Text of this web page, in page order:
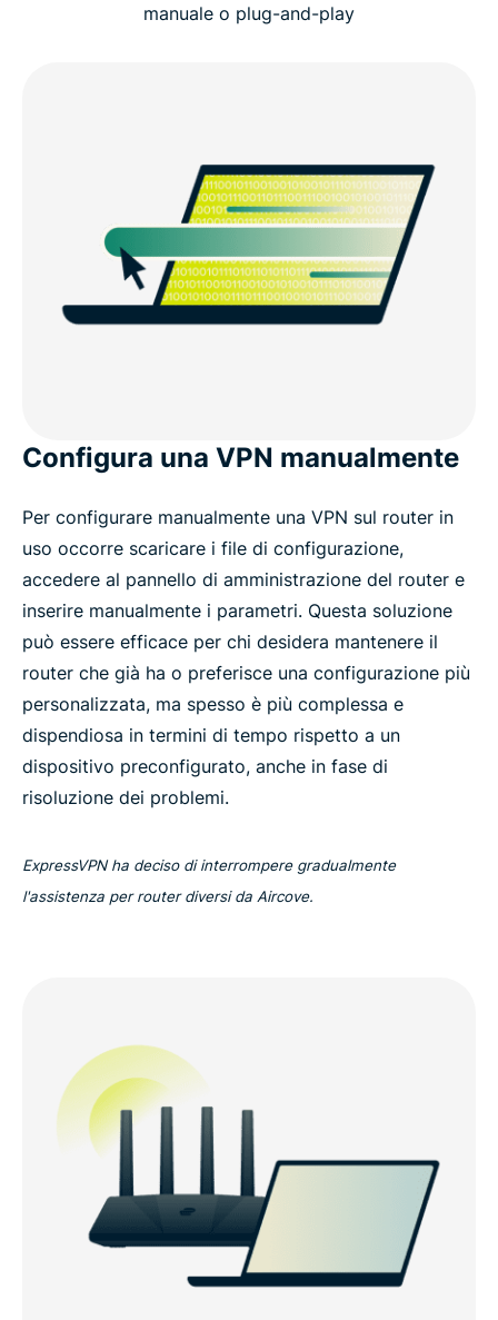
manuale o plug-and-play
Configura una VPN manualmente
Per configurare manualmente una VPN sul router in
uso occorre scaricare i file di configurazione,
accedere al pannello di amministrazione del router e
inserire manualmente i parametri. Questa soluzione
può essere efficace per chi desidera mantenere il
router che già ha o preferisce una configurazione più
personalizzata, ma spesso è più complessa e
dispendiosa in termini di tempo rispetto a un
dispositivo preconfigurato, anche in fase di
risoluzione dei problemi.
ExpressVPN ha deciso di interrompere gradualmente
l'assistenza per router diversi da Aircove.